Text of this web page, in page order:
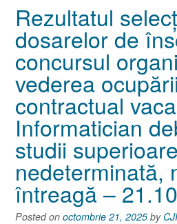
Rezultatul
dosarelor de
concursul
vederea
contractual
Informatician
studii
nedeterminată,
întreagă –
Posted on octombrie 21, 2025by